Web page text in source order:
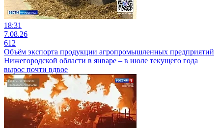
18:31
7.08.26
612
Объём экспорта продукции агропромышленных предприятий
Нижегородской области в январе – в июле текущего года
вырос почти вдвое